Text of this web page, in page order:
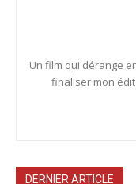
Un film qui dérange
finaliser mon
DERNIER ARTICLE